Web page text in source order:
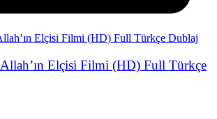
Elçisi Filmi (HD) Full Türkçe